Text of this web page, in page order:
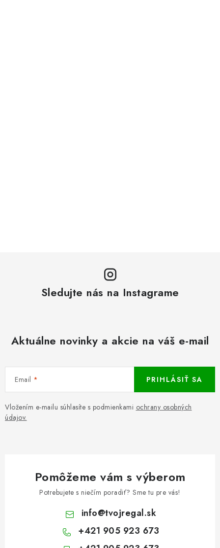
Sledujte nás na Instagrame
Aktuálne novinky a akcie na váš e-mail
Email
Vložením e-mailu súhlasíte s podmienkami ochrany osobných
údajov.
PRIHLÁSIŤ SA
Pomôžeme vám s výberom
Potrebujete s niečím poradiť? Sme tu pre vás!
info@tvojregal.sk
+421 905 923 673